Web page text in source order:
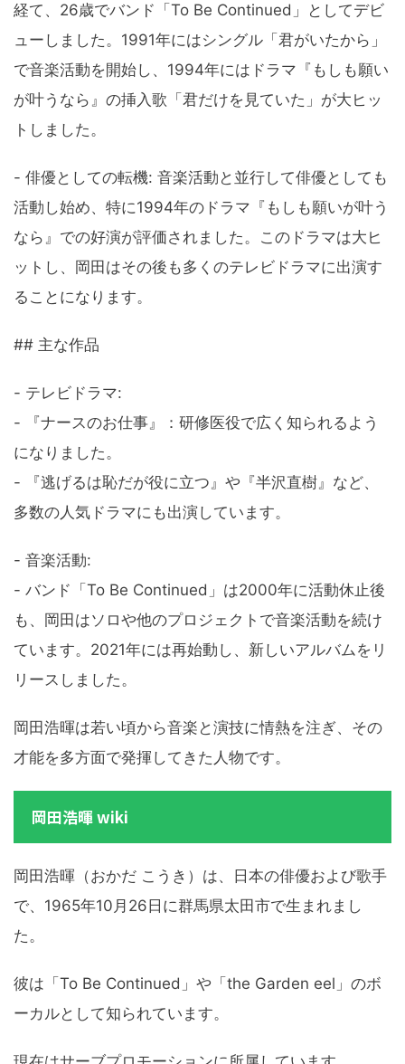
経て、26歳でバンド「To Be Continued」としてデビ
ューしました。1991年にはシングル「君がいたから」
で音楽活動を開始し、1994年にはドラマ『もしも願い
が叶うなら』の挿入歌「君だけを見ていた」が大ヒッ
トしました。
- 俳優としての転機: 音楽活動と並行して俳優としても
活動し始め、特に1994年のドラマ『もしも願いが叶う
なら』での好演が評価されました。このドラマは大ヒ
ットし、岡田はその後も多くのテレビドラマに出演す
ることになります。
## 主な作品
- テレビドラマ:
- 『ナースのお仕事』：研修医役で広く知られるよう
になりました。
- 『逃げるは恥だが役に立つ』や『半沢直樹』など、
多数の人気ドラマにも出演しています。
- 音楽活動:
- バンド「To Be Continued」は2000年に活動休止後
も、岡田はソロや他のプロジェクトで音楽活動を続け
ています。2021年には再始動し、新しいアルバムをリ
リースしました。
岡田浩暉は若い頃から音楽と演技に情熱を注ぎ、その
才能を多方面で発揮してきた人物です。
岡田浩暉 wiki
岡田浩暉（おかだ こうき）は、日本の俳優および歌手
で、1965年10月26日に群馬県太田市で生まれまし
た。
彼は「To Be Continued」や「the Garden eel」のボ
ーカルとして知られています。